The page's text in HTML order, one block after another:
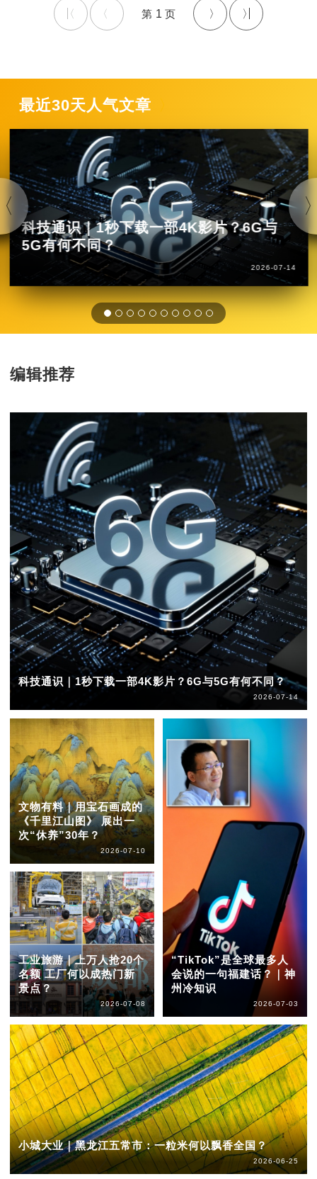
1
最近30天人气文章
科技通识｜1秒下载一部4K影片？6G与
5G有何不同？
2026-07-14
编辑推荐
科技通识｜1秒下载一部4K影片？6G与5G有何不同？
2026-07-14
文物有料｜用宝石画成的
《千里江山图》 展出一
次“休养”30年？
2026-07-10
工业旅游｜上万人抢20个
名额 工厂何以成热门新
景点？
2026-07-08
“TikTok”是全球最多人
会说的一句福建话？｜神
州冷知识
2026-07-03
小城大业｜黑龙江五常市：一粒米何以飘香全国？
2026-06-25